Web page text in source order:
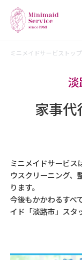
ミニメイドサービストップ
淡
家事代
ミニメイドサービス
ウスクリーニング、
ります。
今後もかかわるすべ
イド「淡路市」スタ